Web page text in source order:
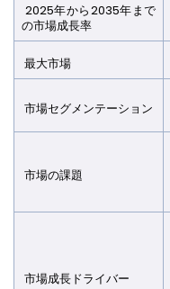
2025年から2035年まで
の市場成長率
最大市場
市場セグメンテーション
市場の課題
市場成長ドライバー